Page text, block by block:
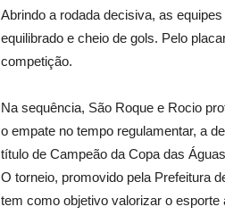
Abrindo a rodada decisiva, as
equilibrado e cheio de gols. Pelo
competição.
Na sequência, São Roque e Rocio
o empate no tempo regulamentar, a
título de Campeão da Copa das
O torneio, promovido pela Prefeitura
tem como objetivo valorizar o